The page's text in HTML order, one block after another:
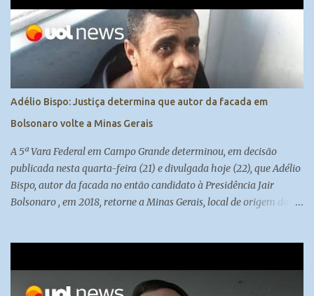
Adélio Bispo: Justiça determina que autor da facada em
Bolsonaro volte a Minas Gerais
A 5ª Vara Federal em Campo Grande determinou, em decisão
publicada nesta quarta-feira (21) e divulgada hoje (22), que Adélio
Bispo, autor da facada no então candidato à Presidência Jair
Bolsonaro , em 2018, retorne a Minas Gerais, local de origem do